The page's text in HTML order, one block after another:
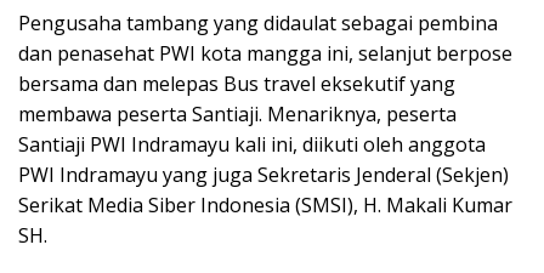
Pengusaha tambang yang didaulat sebagai pembina
dan penasehat PWI kota mangga ini, selanjut berpose
bersama dan melepas Bus travel eksekutif yang
membawa peserta Santiaji. Menariknya, peserta
Santiaji PWI Indramayu kali ini, diikuti oleh anggota
PWI Indramayu yang juga Sekretaris Jenderal (Sekjen)
Serikat Media Siber Indonesia (SMSI), H. Makali Kumar
SH.